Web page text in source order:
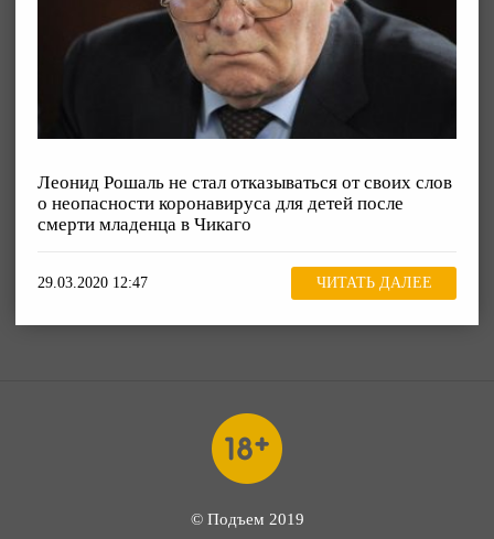
Леонид Рошаль не стал отказываться от своих слов
о неопасности коронавируса для детей после
смерти младенца в Чикаго
29.03.2020 12:47 ЧИТАТЬ ДАЛЕЕ
© Подъем 2019